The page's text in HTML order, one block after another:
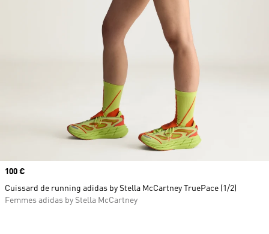
Prix
100 €
Cuissard de running adidas by Stella McCartney TruePace (1/2)
Femmes adidas by Stella McCartney